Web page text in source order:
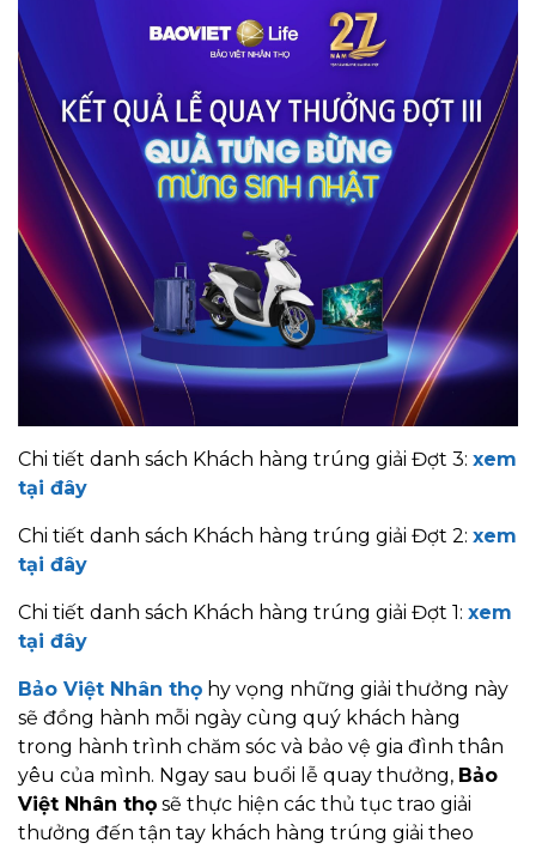
Chi tiết danh sách Khách hàng trúng giải Đợt 3: xem
tại đây
Chi tiết danh sách Khách hàng trúng giải Đợt 2: xem
tại đây
Chi tiết danh sách Khách hàng trúng giải Đợt 1: xem
tại đây
Bảo Việt Nhân thọ hy vọng những giải thưởng này
sẽ đồng hành mỗi ngày cùng quý khách hàng
trong hành trình chăm sóc và bảo vệ gia đình thân
yêu của mình. Ngay sau buổi lễ quay thưởng, Bảo
Việt Nhân thọ sẽ thực hiện các thủ tục trao giải
thưởng đến tận tay khách hàng trúng giải theo